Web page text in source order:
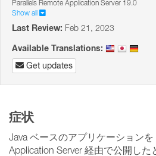
Parallels Remote Application Server 19.0
Show all
Last Review: Feb 21, 2023
Available Translations:
Get updates
症状
Java ベースのアプリケーションを
Application Server 経由で公開し